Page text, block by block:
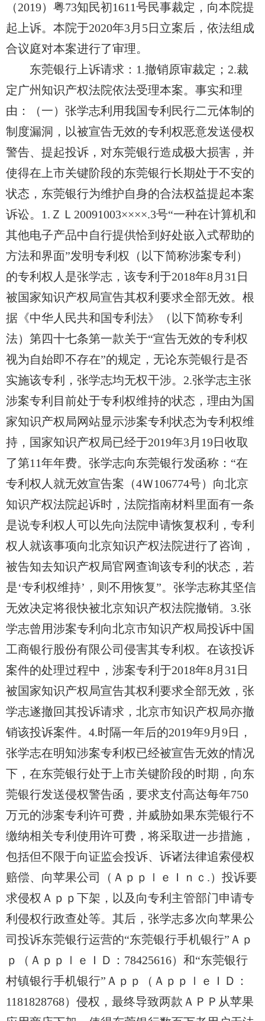
（2019）粤73知民初1611号民事裁定，向本院提
起上诉。本院于2020年3月5日立案后，依法组成
合议庭对本案进行了审理。
东莞银行上诉请求：1.撤销原审裁定；2.裁
定广州知识产权法院依法受理本案。事实和理
由：（一）张学志利用我国专利民行二元体制的
制度漏洞，以被宣告无效的专利权恶意发送侵权
警告、提起投诉，对东莞银行造成极大损害，并
使得在上市关键阶段的东莞银行长期处于不安的
状态，东莞银行为维护自身的合法权益提起本案
诉讼。1.ＺＬ20091003××××.3号“一种在计算机和
其他电子产品中自行提供恰到好处嵌入式帮助的
方法和界面”发明专利权（以下简称涉案专利）
的专利权人是张学志，该专利于2018年8月31日
被国家知识产权局宣告其权利要求全部无效。根
据《中华人民共和国专利法》（以下简称专利
法）第四十七条第一款关于“宣告无效的专利权
视为自始即不存在”的规定，无论东莞银行是否
实施该专利，张学志均无权干涉。2.张学志主张
涉案专利目前处于专利权维持的状态，理由为国
家知识产权局网站显示涉案专利状态为专利权维
持，国家知识产权局已经于2019年3月19日收取
了第11年年费。张学志向东莞银行发函称：“在
专利权人就无效宣告案（4Ｗ106774号）向北京
知识产权法院起诉时，法院指南材料里面有一条
是说专利权人可以先向法院申请恢复权利，专利
权人就该事项向北京知识产权法院进行了咨询，
被告知去知识产权局官网查询该专利的状态，若
是‘专利权维持’，则不用恢复”。张学志称其坚信
无效决定将很快被北京知识产权法院撤销。3.张
学志曾用涉案专利向北京市知识产权局投诉中国
工商银行股份有限公司侵害其专利权。在该投诉
案件的处理过程中，涉案专利于2018年8月31日
被国家知识产权局宣告其权利要求全部无效，张
学志遂撤回其投诉请求，北京市知识产权局亦撤
销该投诉案件。4.时隔一年后的2019年9月9日，
张学志在明知涉案专利权已经被宣告无效的情况
下，在东莞银行处于上市关键阶段的时期，向东
莞银行发送侵权警告函，要求支付高达每年750
万元的涉案专利许可费，并威胁如果东莞银行不
缴纳相关专利使用许可费，将采取进一步措施，
包括但不限于向证监会投诉、诉诸法律追索侵权
赔偿、向苹果公司（ＡｐｐｌｅＩｎｃ.）投诉要
求侵权Ａｐｐ下架，以及向专利主管部门申请专
利侵权行政查处等。其后，张学志多次向苹果公
司投诉东莞银行运营的“东莞银行手机银行”Ａｐ
ｐ（ＡｐｐｌｅＩＤ：78425616）和“东莞银行
村镇银行手机银行”Ａｐｐ（ＡｐｐｌｅＩＤ：
1181828768）侵权，最终导致两款ＡＰＰ从苹果